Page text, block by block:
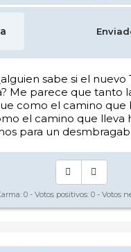
sabe si el nuevo
Me parece que tanto
como el camino que
el camino que lleva
para un
0 - Votos positivos: 0 - Votos